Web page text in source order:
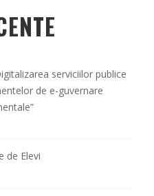
serviciilor publice
de e-guvernare
de Elevi